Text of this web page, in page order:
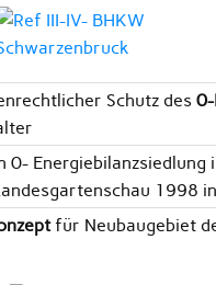
Schutz des0-
0- Energiebilanzsiedlung
1998
für Neubaugebiet